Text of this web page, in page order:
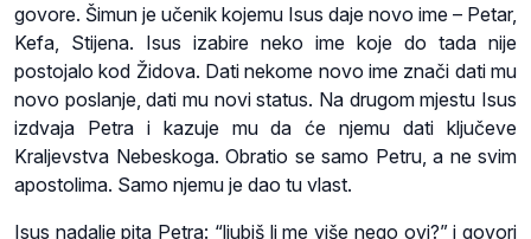
govore. Šimun je učenik kojemu Isus daje novo ime – Petar,
Kefa, Stijena. Isus izabire neko ime koje do tada nije
postojalo kod Židova. Dati nekome novo ime znači dati mu
novo poslanje, dati mu novi status. Na drugom mjestu Isus
izdvaja Petra i kazuje mu da će njemu dati ključeve
Kraljevstva Nebeskoga. Obratio se samo Petru, a ne svim
apostolima. Samo njemu je dao tu vlast.
Isus nadalje pita Petra: “ljubiš li me više nego ovi?” i govori